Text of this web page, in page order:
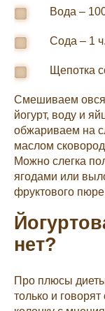
Вода –
Сода – 1
Щепотка
Смешиваем
йогурт, воду и
обжариваем на
маслом
Можно слегка
ягодами или
фруктового
нет?
Про плюсы
только и